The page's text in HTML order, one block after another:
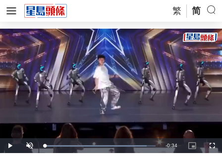
繁 简
Play Unmute Loaded:
92.13%
Remaining
-0:34
Picture-
in-